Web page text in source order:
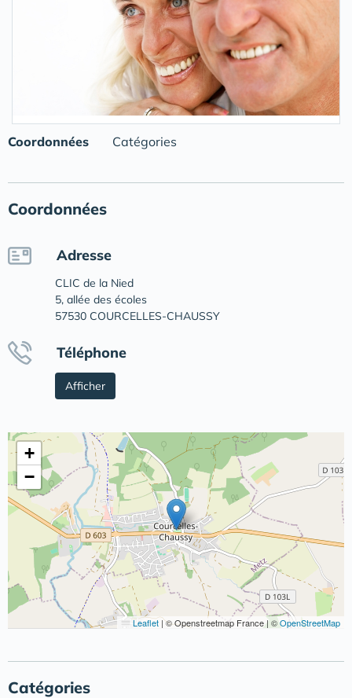
Coordonnées Catégories
Coordonnées
Adresse
CLIC de la Nied
5, allée des écoles
57530 COURCELLES-CHAUSSY
Téléphone
Afficher
+
−
Leaflet |© Openstreetmap France | ©OpenStreetMap
Catégories